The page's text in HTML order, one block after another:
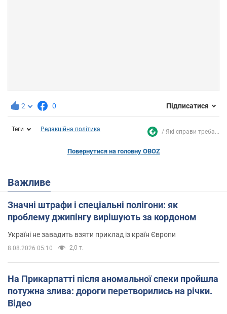
2 0 Підписатися
Теги Редакційна політика Які справи треба...
Повернутися на головну OBOZ
Важливе
Значні штрафи і спеціальні полігони: як
проблему джипінгу вирішують за кордоном
Україні не завадить взяти приклад із країн Європи
8.08.2026 05:10 2,0 т.
На Прикарпатті після аномальної спеки пройшла
потужна злива: дороги перетворились на річки.
Відео